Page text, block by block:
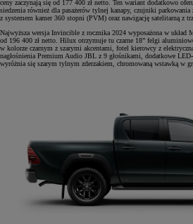
ceny zaczynają się od 177 400 zł netto. Ten wariant dodatkowo
siedzenia również dla pasażerów tylnej kanapy, czujniki
z systemem kamer 360 stopni (PVM) oraz nawigację satelitarną z
Najwyższa wersja Invincible z rocznika 2024 wyposażona w układ
od 196 400 zł netto. Hilux otrzymuje tu czarne 18” felgi
w kolorze czarnym z szarymi akcentami, fotel kierowcy z
nagłośnienia Premium Audio JBL z 9 głośnikami, dodatkowe
wyróżnia się szarym tylnym zderzakiem, chromowaną wstawką w